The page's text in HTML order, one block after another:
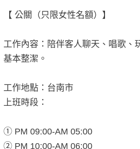
【 公關（只限女性名額）】
工作內容：陪伴客人聊天、唱歌、
基本整潔。
工作地點：台南市
上班時段：
① PM 09:00-AM 05:00
② PM 10:00-AM 06:00